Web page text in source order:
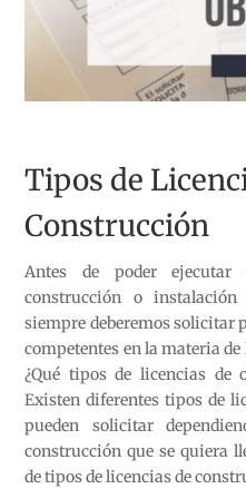
Tipos de
Construcción
Antes de poder
construcción o instalación
siempre deberemos solicitar
competentes en la materia
¿Qué tipos de licencias de
Existen diferentes tipos de
pueden solicitar
construcción que se quiera
de tipos de licencias de